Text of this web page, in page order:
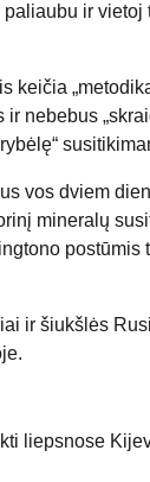
ir vietoj
keičia
ir nebebus
vos dviem
mineralų
postūmis
liepsnose